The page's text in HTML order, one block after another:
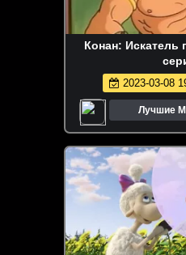
Конан: Искатель
2023-03-08
Лучшие